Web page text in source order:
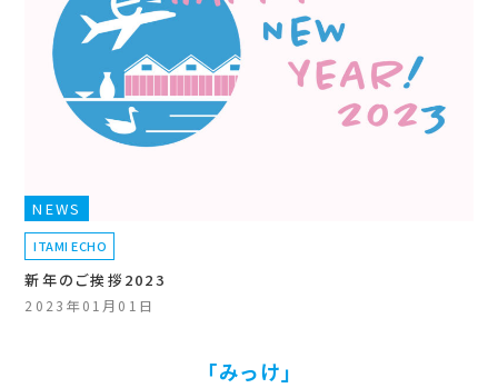
NEWS
ITAMI ECHO
新年のご挨拶2023
2023年01月01日
「みっけ」